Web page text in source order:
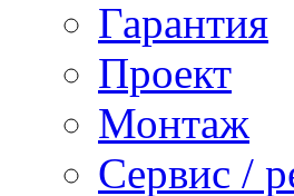
Гарантия
Проект
Монтаж
Сервис /